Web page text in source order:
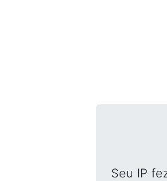
Seu IP